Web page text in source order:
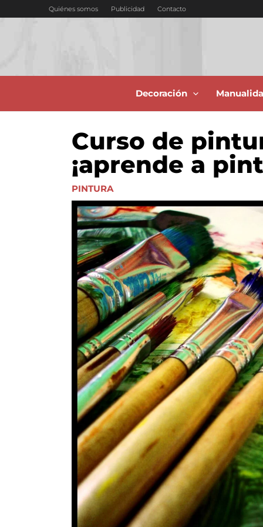
Quiénes somos Publicidad Contacto
Decoración
Curso de
¡aprende a
PINTURA